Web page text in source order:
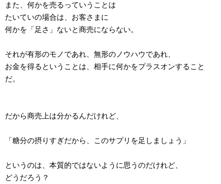
また、何かを売るっていうことは
たいていの場合は、お客さまに
何かを「足さ」ないと商売にならない。
それが有形のモノであれ、無形のノウハウであれ、
お金を得るということは、相手に何かをプラスオンすること
だ。
だから商売上は分かるんだけれど、
「糖分の摂りすぎだから、このサプリを足しましょう」
というのは、本質的ではないように思うのだけれど、
どうだろう？